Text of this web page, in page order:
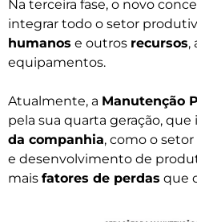
Na terceira fase, o novo
integrar todo o setor
humanos e outros recursos,
equipamentos.
Atualmente, a Manutenção
pela sua quarta geração, que
da companhia, como o
e desenvolvimento de
mais fatores de perdas que